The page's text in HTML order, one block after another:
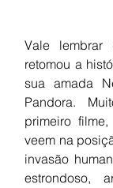
Vale lembrar
retomou a
sua amada
Pandora.
primeiro
veem na
invasão
estrondoso,